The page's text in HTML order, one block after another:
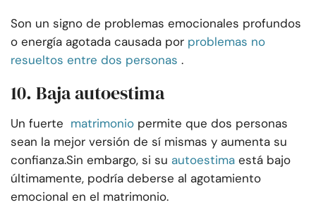
Son un signo de problemas emocionales profundos
o energía agotada causada por problemas no
resueltos entre dos personas .
10. Baja autoestima
Un fuerte matrimonio permite que dos personas
sean la mejor versión de sí mismas y aumenta su
confianza.Sin embargo, si su autoestima está bajo
últimamente, podría deberse al agotamiento
emocional en el matrimonio.